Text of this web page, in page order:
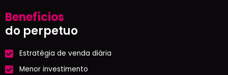
Benefícios
do perpetuo
Estratégia de venda diária
Menor investimento